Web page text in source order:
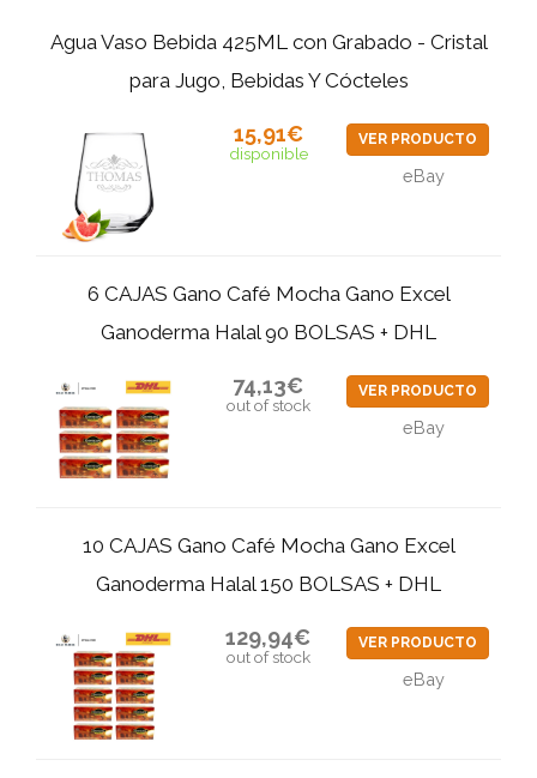
Agua Vaso Bebida 425ML con Grabado - Cristal
para Jugo, Bebidas Y Cócteles
15,91€
disponible
VER PRODUCTO
eBay
6 CAJAS Gano Café Mocha Gano Excel
Ganoderma Halal 90 BOLSAS + DHL
74,13€
out of stock
VER PRODUCTO
eBay
10 CAJAS Gano Café Mocha Gano Excel
Ganoderma Halal 150 BOLSAS + DHL
129,94€
out of stock
VER PRODUCTO
eBay